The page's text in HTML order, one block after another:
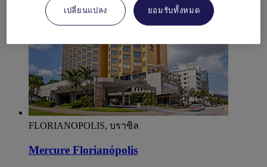
FLORIANOPOLIS, บราซิล
Mercure Florianópolis
เปลี่ยนแปลง ยอมรับทั้งหมด